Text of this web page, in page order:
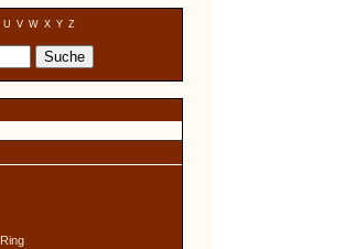
U V W X Y Z
Ring